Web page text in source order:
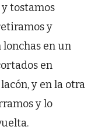
tostamos
y
en un
en
y en la otra
y lo